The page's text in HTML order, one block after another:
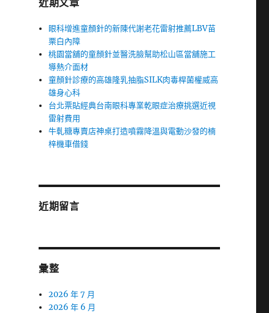
近期文章
眼科增進童顏針的新陳代謝老花雷射推薦LBV苗
栗白內障
桃園當舖的童顏針並醫洗臉幫助松山區當舖施工
導熱介面材
童顏針診療的高雄隆乳抽脂SILK肉毒桿菌權威高
雄身心科
台北票貼經典台南眼科專業乾眼症治療挑選近視
雷射費用
牛軋糖專賣店神桌打造噴霧降溫與電動沙發的楠
梓機車借錢
近期留言
彙整
2026 年 7 月
2026 年 6 月